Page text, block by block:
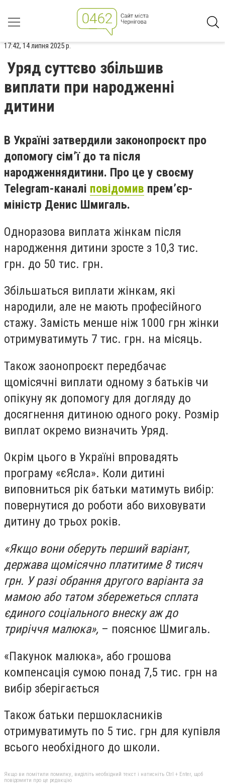
17:42, 14 липня 2025 р.
Уряд суттєво збільшив
виплати при народженні
дитини
В Україні затвердили законопроєкт про
допомогу сімʼї до та після
народженнядитини. Про це у своєму
Telegram-каналі повідомив прем’єр-
міністр Денис Шмигаль.
Одноразова виплата жінкам після
народження дитини зросте з 10,3 тис.
грн. до 50 тис. грн.
Збільшаться виплати жінкам, які
народили, але не мають професійного
стажу. Замість менше ніж 1000 грн жінки
отримуватимуть 7 тис. грн. на місяць.
Також заонопроєкт передбачає
щомісячні виплати одному з батьків чи
опікуну як допомогу для догляду до
досягнення дитиною одного року. Розмір
виплат окремо визначить Уряд.
Окрім цього в Україні впровадять
програму «єЯсла». Коли дитині
виповниться рік батьки матимуть вибір:
повернутися до роботи або виховувати
дитину до трьох років.
«Якщо вони оберуть перший варіант,
держава щомісячно платитиме 8 тисяч
грн. У разі обрання другого варіанта за
мамою або татом збережеться сплата
єдиного соціального внеску аж до
триріччя малюка», – пояснює Шмигаль.
«Пакунок малюка», або грошова
компенсація сумою понад 7,5 тис. грн на
вибір зберігається
Також батьки першокласників
отримуватимуть по 5 тис. грн для купівля
всього необхідного до школи.
Якщо ви помітили помилку, виділіть необхідний текст і натисніть Ctrl + Enter, щоб
повідомити про це редакцію